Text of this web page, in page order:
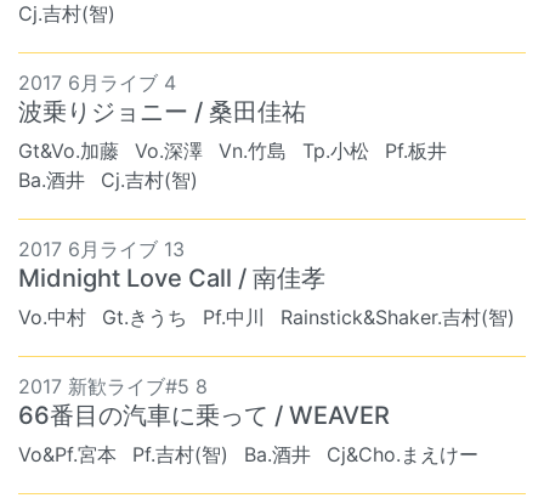
Cj.吉村(智)
2017 6月ライブ 4
波乗りジョニー / 桑田佳祐
Gt&Vo.加藤 Vo.深澤 Vn.竹島 Tp.小松
Pf.板井
Ba.酒井
Cj.吉村(智)
2017 6月ライブ 13
Midnight Love Call / 南佳孝
Vo.中村 Gt.きうち Pf.中川 Rainstick&Shaker.吉村(智)
2017 新歓ライブ#5 8
66番目の汽車に乗って / WEAVER
Vo&Pf.宮本 Pf.吉村(智) Ba.酒井 Cj&Cho.まえけー